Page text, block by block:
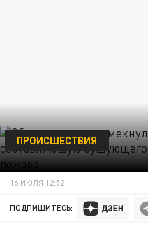
ПРОИСШЕСТВИЯ
16 ИЮЛЯ 12:52
ПОДПИШИТЕСЬ: